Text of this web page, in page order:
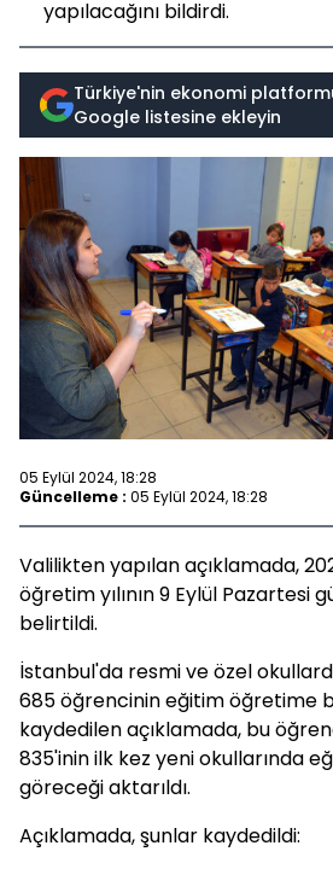
yapılacağını bildirdi.
Türkiye'nin ekonomi
Google listesine ekleyin
05 Eylül 2024, 18:28
Güncelleme : 05 Eylül 2024, 18:28
Valilikten yapılan açıklamada,
öğretim yılının 9 Eylül Pazartesi
belirtildi.
İstanbul'da resmi ve özel
685 öğrencinin eğitim öğretime
kaydedilen açıklamada, bu
835'inin ilk kez yeni okullarında
göreceği aktarıldı.
Açıklamada, şunlar kaydedildi: